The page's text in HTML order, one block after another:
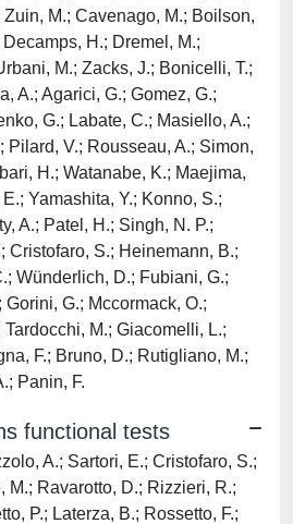
M.; Cavenago, M.; Boilson,
H.; Dremel, M.;
M.; Zacks, J.; Bonicelli, T.;
A.; Agarici, G.; Gomez, G.;
G.; Labate, C.; Masiello, A.;
Pilard, V.; Rousseau, A.; Simon,
H.; Watanabe, K.; Maejima,
Yamashita, Y.; Konno, S.;
A.; Patel, H.; Singh, N. P.;
Cristofaro, S.; Heinemann, B.;
Wünderlich, D.; Fubiani, G.;
G.; Mccormack, O.;
Tardocchi, M.; Giacomelli, L.;
F.; Bruno, D.; Rutigliano, M.;
Panin, F.
functional tests
A.; Sartori, E.; Cristofaro, S.;
M.; Ravarotto, D.; Rizzieri, R.;
P.; Laterza, B.; Rossetto, F.;